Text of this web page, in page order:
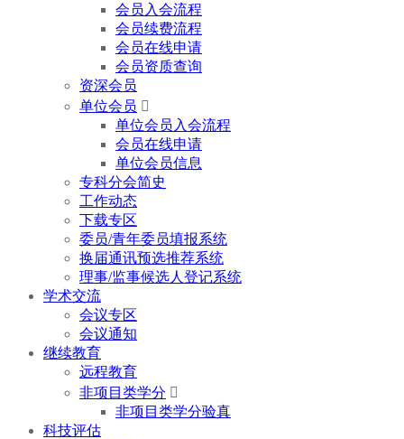
会员入会流程
会员续费流程
会员在线申请
会员资质查询
资深会员
单位会员 
单位会员入会流程
会员在线申请
单位会员信息
专科分会简史
工作动态
下载专区
委员/青年委员填报系统
换届通讯预选推荐系统
理事/监事候选人登记系统
学术交流
会议专区
会议通知
继续教育
远程教育
非项目类学分 
非项目类学分验真
科技评估